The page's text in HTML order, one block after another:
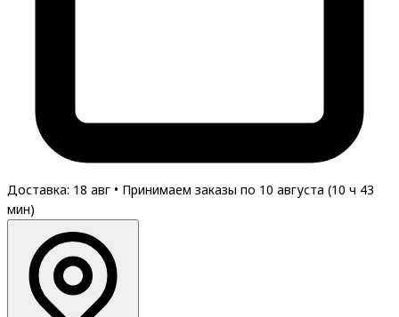
Доставка: 18 авг • Принимаем заказы по 10 августа (10 ч 43
мин)